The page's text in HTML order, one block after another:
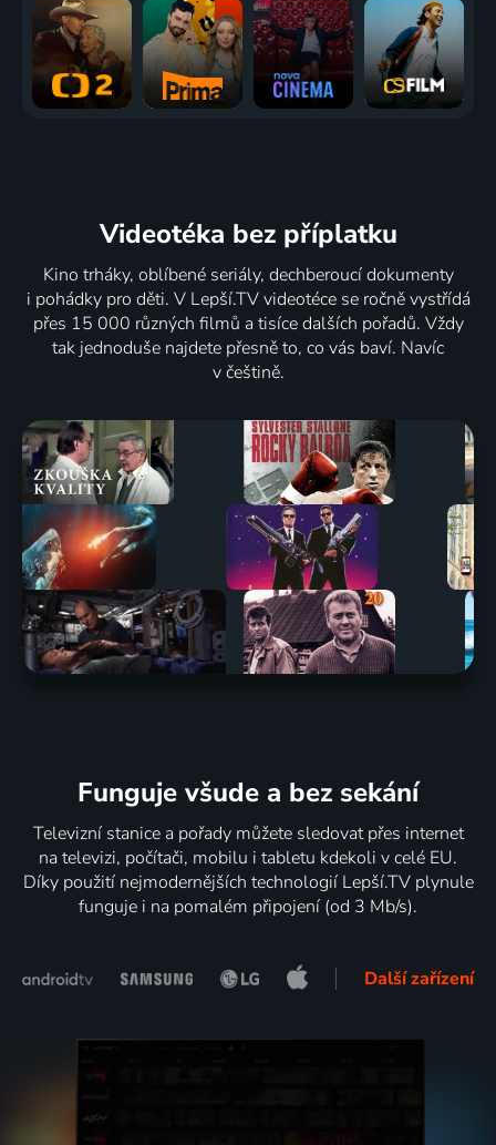
Videotéka bez příplatku
Kino trháky, oblíbené seriály, dechberoucí dokumenty
i pohádky pro děti. V Lepší.TV videotéce se ročně vystřídá
přes 15 000 různých filmů a tisíce dalších pořadů. Vždy
tak jednoduše najdete přesně to, co vás baví. Navíc
v češtině.
Funguje všude a bez sekání
Televizní stanice a pořady můžete sledovat přes internet
na televizi, počítači, mobilu i tabletu kdekoli v celé EU.
Díky použití nejmodernějších technologií Lepší.TV plynule
funguje i na pomalém připojení (od 3 Mb/s).
Další zařízení